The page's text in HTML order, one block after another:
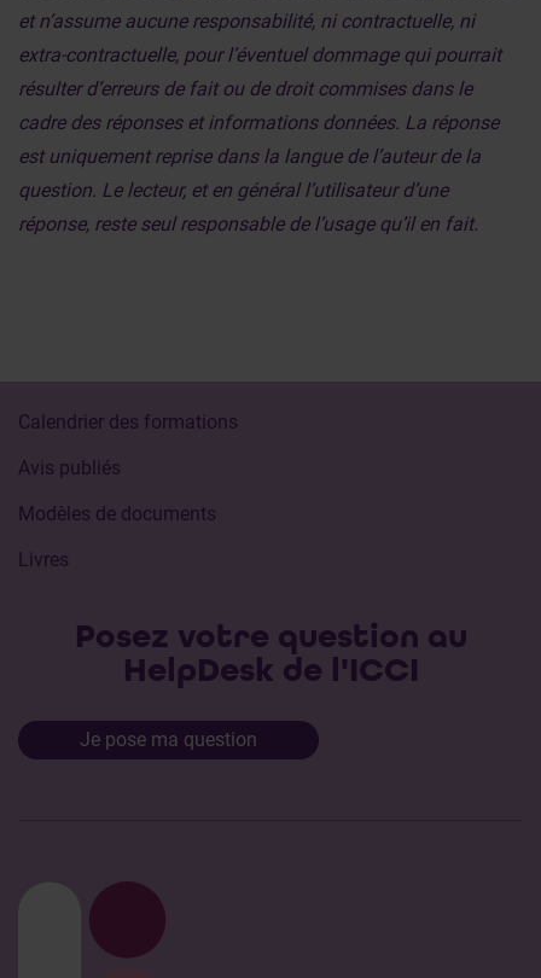
et n’assume aucune responsabilité, ni contractuelle, ni
extra-contractuelle, pour l’éventuel dommage qui pourrait
résulter d’erreurs de fait ou de droit commises dans le
cadre des réponses et informations données. La réponse
est uniquement reprise dans la langue de l’auteur de la
question. Le lecteur, et en général l’utilisateur d’une
réponse, reste seul responsable de l’usage qu’il en fait.
Calendrier des formations
Avis publiés
Modèles de documents
Livres
Posez votre question au
HelpDesk de l'ICCI
Je pose ma question